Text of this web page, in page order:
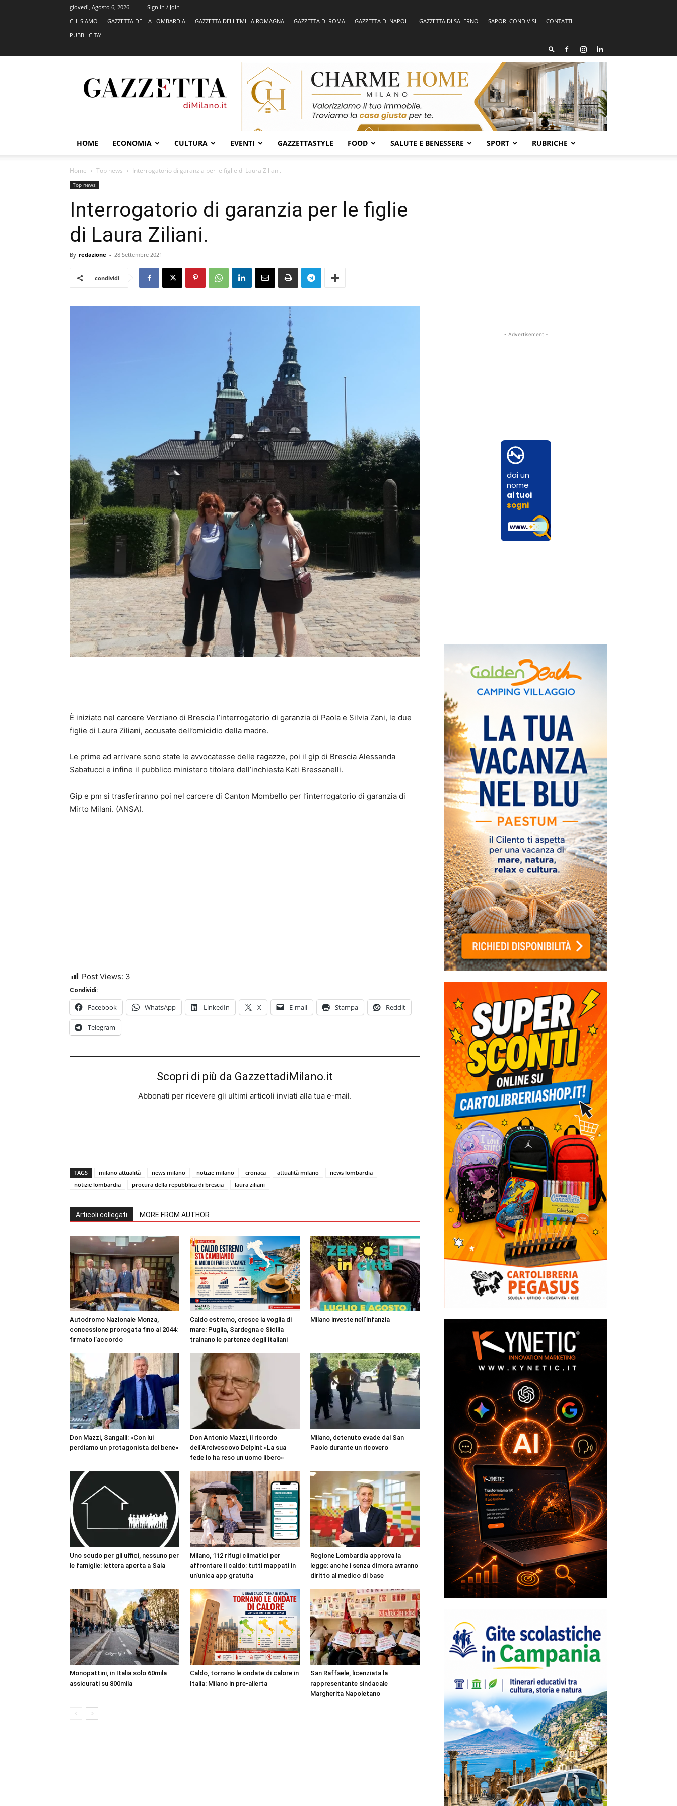
giovedì, Agosto 6, 2026
Sign in / Join
CHI SIAMO
GAZZETTA DELLA LOMBARDIA GAZZETTA DELL’EMILIA ROMAGNA GAZZETTA DI ROMA GAZZETTA DI NAPOLI GAZZETTA DI SALERNO SAPORI CONDIVISI
CONTATTI
PUBBLICITA’
HOME ECONOMIA CULTURA EVENTI GAZZETTASTYLE FOOD SALUTE E BENESSERE SPORT RUBRICHE
Home Top news Interrogatorio di garanzia per le figlie di Laura Ziliani.
Top news
Interrogatorio di garanzia per le figlie
di Laura Ziliani.
By redazione - 28 Settembre 2021
condividi
È iniziato nel carcere Verziano di Brescia l’interrogatorio di garanzia di Paola e Silvia Zani, le due
figlie di Laura Ziliani, accusate dell’omicidio della madre.
Le prime ad arrivare sono state le avvocatesse delle ragazze, poi il gip di Brescia Alessanda
Sabatucci e infine il pubblico ministero titolare dell’inchiesta Kati Bressanelli.
Gip e pm si trasferiranno poi nel carcere di Canton Mombello per l’interrogatorio di garanzia di
Mirto Milani. (ANSA).
Post Views: 3
Condividi:
Facebook WhatsApp LinkedIn X E-mail Stampa Reddit
Telegram
Scopri di più da GazzettadiMilano.it
Abbonati per ricevere gli ultimi articoli inviati alla tua e-mail.
TAGS milano attualità news milano notizie milano cronaca attualità milano
news lombardia
notizie lombardia
procura della repubblica di brescia laura ziliani
Articoli collegati MORE FROM AUTHOR
Autodromo Nazionale Monza,
concessione prorogata fino al 2044:
firmato l’accordo
Caldo estremo, cresce la voglia di
mare: Puglia, Sardegna e Sicilia
trainano le partenze degli italiani
Milano investe nell’infanzia
Don Mazzi, Sangalli: «Con lui
perdiamo un protagonista del bene»
Don Antonio Mazzi, il ricordo
dell’Arcivescovo Delpini: «La sua
fede lo ha reso un uomo libero»
Milano, detenuto evade dal San
Paolo durante un ricovero
Uno scudo per gli uffici, nessuno per
le famiglie: lettera aperta a Sala
Milano, 112 rifugi climatici per
affrontare il caldo: tutti mappati in
un’unica app gratuita
Regione Lombardia approva la
legge: anche i senza dimora avranno
diritto al medico di base
Monopattini, in Italia solo 60mila
assicurati su 800mila
Caldo, tornano le ondate di calore in
Italia: Milano in pre-allerta
San Raffaele, licenziata la
rappresentante sindacale
Margherita Napoletano
- Advertisement -